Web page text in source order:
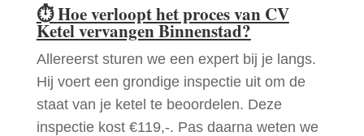
⏱Hoe verloopt het proces van CV
Ketel vervangen Binnenstad?
Allereerst sturen we een expert bij je langs.
Hij voert een grondige inspectie uit om de
staat van je ketel te beoordelen. Deze
inspectie kost €119,-. Pas daarna weten we